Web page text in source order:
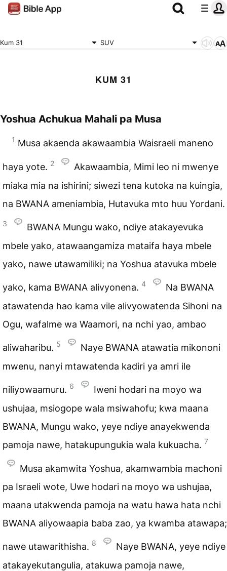
Kum 31 SUV
KUM 31
Yoshua Achukua Mahali pa Musa
1 Musa akaenda akawaambia Waisraeli maneno
haya yote. 2
Akawaambia, Mimi leo ni mwenye
miaka mia na ishirini; siwezi tena kutoka na kuingia,
na BWANA ameniambia, Hutavuka mto huu Yordani.
3
BWANA Mungu wako, ndiye atakayevuka
mbele yako, atawaangamiza mataifa haya mbele
yako, nawe utawamiliki; na Yoshua atavuka mbele
yako, kama BWANA alivyonena. 4
Na BWANA
atawatenda hao kama vile alivyowatenda Sihoni na
Ogu, wafalme wa Waamori, na nchi yao, ambao
aliwaharibu. 5
Naye BWANA atawatia mikononi
mwenu, nanyi mtawatenda kadiri ya amri ile
niliyowaamuru. 6
Iweni hodari na moyo wa
ushujaa, msiogope wala msiwahofu; kwa maana
BWANA, Mungu wako, yeye ndiye anayekwenda
pamoja nawe, hatakupungukia wala kukuacha. 7
Musa akamwita Yoshua, akamwambia machoni
pa Israeli wote, Uwe hodari na moyo wa ushujaa,
maana utakwenda pamoja na watu hawa hata nchi
BWANA aliyowaapia baba zao, ya kwamba atawapa;
nawe utawarithisha. 8
Naye BWANA, yeye ndiye
atakayekutangulia, atakuwa pamoja nawe,